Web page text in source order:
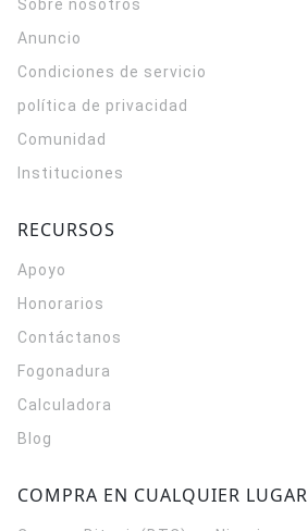
Sobre nosotros
Anuncio
Condiciones de servicio
política de privacidad
Comunidad
Instituciones
RECURSOS
Apoyo
Honorarios
Contáctanos
Fogonadura
Calculadora
Blog
COMPRA EN CUALQUIER LUGAR